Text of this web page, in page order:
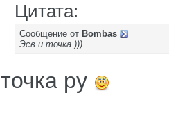
Цитата:
Сообщение от Bombas
Эсв и точка )))
точка ру